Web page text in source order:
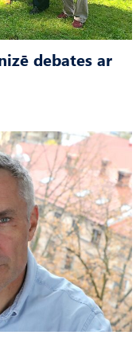
debates ar